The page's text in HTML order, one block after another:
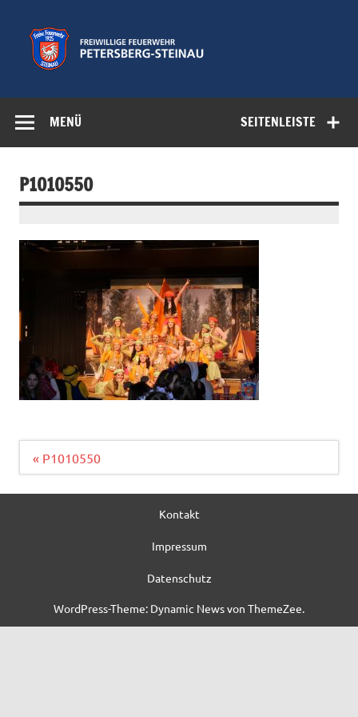
springen
Feuerwehr
Petersberg-
SEITENLEISTE
MENÜ
P1010550
Beitragsnavigation
« P1010550
Kontakt
Impressum
Datenschutz
WordPress-Theme: Dynamic News von ThemeZee.